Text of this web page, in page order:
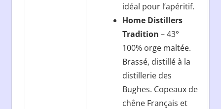
idéal pour l’apéritif.
Home Distillers
Tradition – 43°
100% orge maltée.
Brassé, distillé à la
distillerie des
Bughes. Copeaux de
chêne Français et